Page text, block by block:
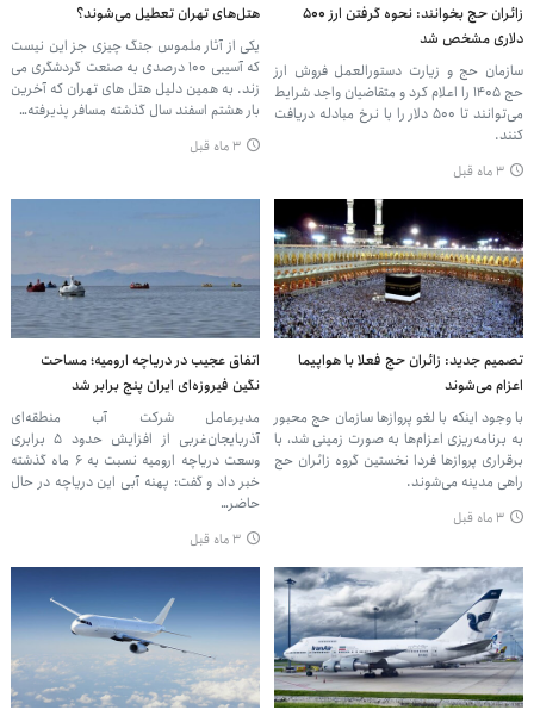
زائران حج بخوانند: نحوه گرفتن ارز ۵۰۰
دلاری مشخص شد
سازمان حج و زیارت دستورالعمل فروش ارز
حج ۱۴۰۵ را اعلام کرد و متقاضیان واجد شرایط
می‌توانند تا ۵۰۰ دلار را با نرخ مبادله دریافت
کنند.
۳ ماه قبل
هتل‌های تهران تعطیل می‌شوند؟
یکی از آثار ملموس جنگ چیزی جز این نیست
که آسیبی ۱۰۰ درصدی به صنعت گردشگری می
زند. به همین دلیل هتل های تهران که آخرین
بار هشتم اسفند سال گذشته مسافر پذیرفته…
۳ ماه قبل
تصمیم جدید: زائران حج فعلا با هواپیما
اعزام می‌شوند
با وجود اینکه با لغو پروازها سازمان حج محبور
به برنامه‌ریزی اعزام‌ها به صورت زمینی شد، با
برقراری پروازها فردا نخستین گروه زائران حج
راهی مدینه می‌شوند.
۳ ماه قبل
اتفاق عجیب در دریاچه ارومیه؛ مساحت
نگین فیروزه‌ای ایران پنج برابر شد
مدیرعامل شرکت آب منطقه‌ای
آذربایجان‌غربی از افزایش حدود ۵ برابری
وسعت دریاچه ارومیه نسبت به ۶ ماه گذشته
خبر داد و گفت: پهنه آبی این دریاچه در حال
حاضر…
۳ ماه قبل